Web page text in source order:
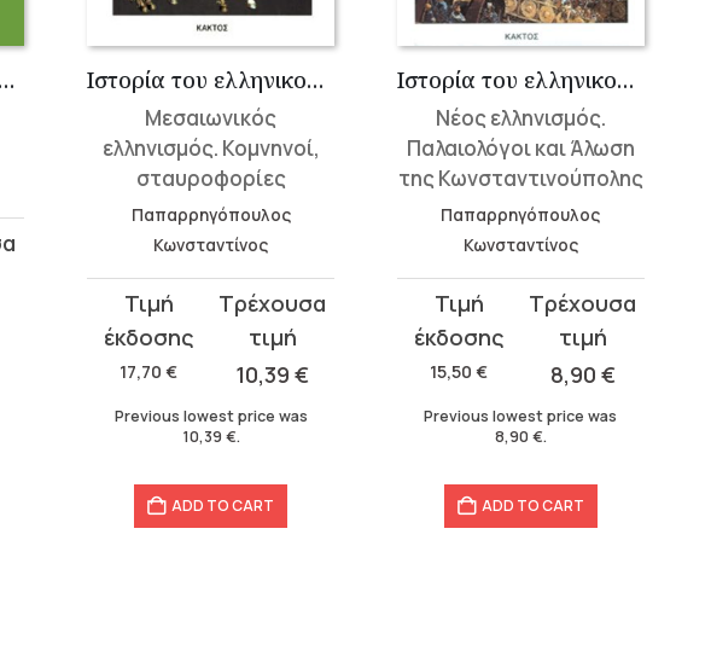
Η εγκληματική ιστορία του χριστιανισμού 4 Ιστορία του ελληνικού έθνους 12
Μεσαιωνικός
ελληνισμός. Κομνηνοί,
σταυροφορίες
Παπαρρηγόπουλος
Κωνσταντίνος
17,70€
Original
price
was:
17,70 €.
10,39€
Current
price
10,39 €.
Previous lowest price was
10,39 €.
ADD TO CART
Ιστορία του ελληνικού έθνους 14
Νέος ελληνισμός.
Παλαιολόγοι και Άλωση
της Κωνσταντινούπολης
Παπαρρηγόπουλος
Κωνσταντίνος
15,50€
Original
price
was:
15,50 €.
8,90 €
Current
price
8,90 €.
Previous lowest price was
8,90 €.
ADD TO CART